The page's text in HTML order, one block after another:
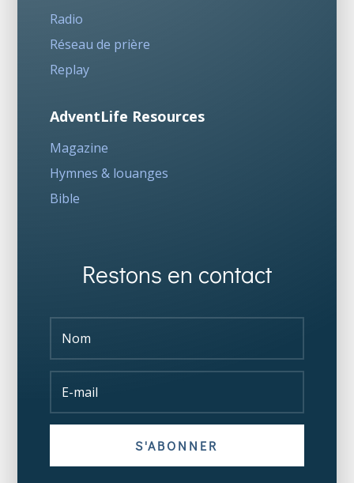
Radio
Réseau de prière
Replay
AdventLife Resources
Magazine
Hymnes & louanges
Bible
Restons en contact
S'ABONNER